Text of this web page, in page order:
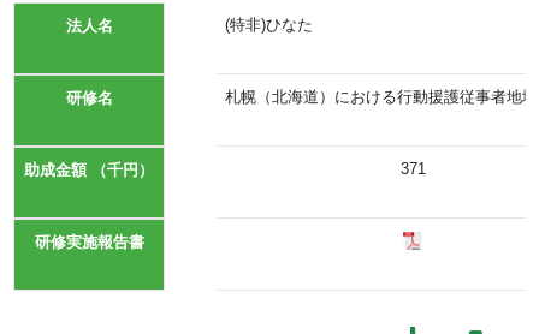
法人名
研修名
助成金額 （千円）
研修実施報告書
(特非)ひなた
札幌（北海道）における行動援護従事者地
371